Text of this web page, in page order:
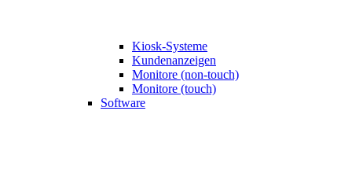
Kiosk-Systeme
Kundenanzeigen
Monitore (non-touch)
Monitore (touch)
Software